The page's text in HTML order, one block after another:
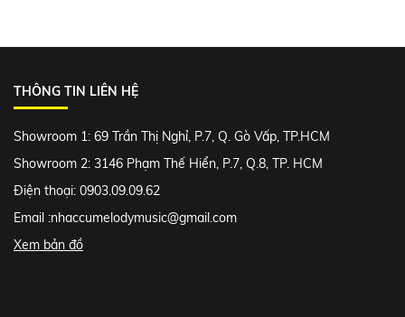
THÔNG TIN LIÊN HỆ
Showroom 1: 69 Trần Thị Nghỉ, P.7, Q. Gò Vấp, TP.HCM
Showroom 2: 3146 Phạm Thế Hiển, P.7, Q.8, TP. HCM
Điện thoại: 0903.09.09.62
Email :nhaccumelodymusic@gmail.com
Xem bản đồ